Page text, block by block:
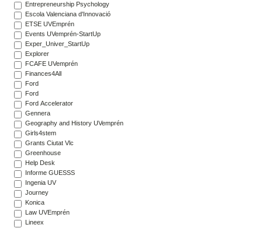
Entrepreneurship Psychology
Escola Valenciana d'Innovació
ETSE UVEmprén
Events UVemprén-StartUp
Exper_Univer_StartUp
Explorer
FCAFE UVemprén
Finances4All
Ford
Ford
Ford Accelerator
Gennera
Geography and History UVemprén
Girls4stem
Grants Ciutat Vlc
Greenhouse
Help Desk
Informe GUESSS
Ingenia UV
Journey
Konica
Law UVEmprén
Lineex